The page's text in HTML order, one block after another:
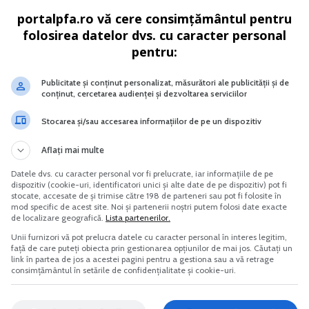
social Noi reglementari
contabile si juridice
Cultura castravetelui anti-diabet
declarative, operatiunea fiind neimpozabila in
catre persoane neimpozabile din UE, chiar daca
Codul fiscal, nu aveti obligatia sa depuneti declaratia
portalpfa.ro vă cere consimțământul pentru
folosirea datelor dvs. cu caracter personal
pentru:
Publicitate și conținut personalizat, măsurători ale publicității și de
conținut, cercetarea audienței și dezvoltarea serviciilor
Stocarea și/sau accesarea informațiilor de pe un dispozitiv
Aflați mai multe
Datele dvs. cu caracter personal vor fi prelucrate, iar informațiile de pe
dispozitiv (cookie-uri, identificatori unici și alte date de pe dispozitiv) pot fi
stocate, accesate de și trimise către 198 de parteneri sau pot fi folosite în
mod specific de acest site. Noi și partenerii noștri putem folosi date exacte
de localizare geografică. Lista partenerilor.
Unii furnizori vă pot prelucra datele cu caracter personal în interes legitim,
față de care puteți obiecta prin gestionarea opțiunilor de mai jos. Căutați un
link în partea de jos a acestei pagini pentru a gestiona sau a vă retrage
consimțământul în setările de confidențialitate și cookie-uri.